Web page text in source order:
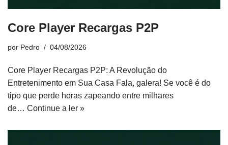
Core Player Recargas P2P
por Pedro 04/08/2026
Core Player Recargas P2P: A Revolução do
Entretenimento em Sua Casa Fala, galera! Se você é do
tipo que perde horas zapeando entre milhares
de… Continue a ler »